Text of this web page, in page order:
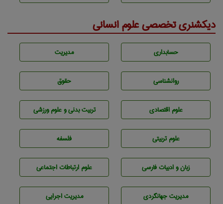
دیکشنری تخصصی علوم انسانی
حسابداری مديريت
روانشناسی حقوق
علوم اقتصادی تربيت بدنی و علوم ورزشی
علوم تربيتی فلسفه
زبان و ادبيات فارسی علوم ارتباطات اجتماعی
مديريت جهانگردی مديريت اجرايی